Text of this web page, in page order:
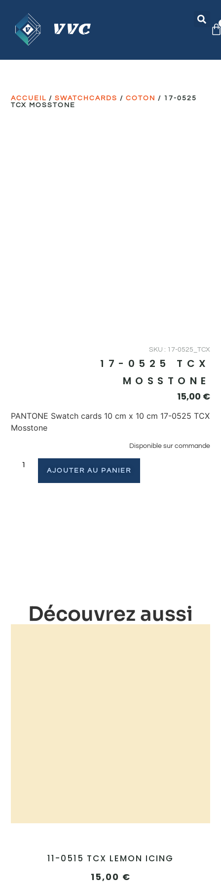
ACCUEIL /SWATCHCARDS /COTON / 17-0525
TCX MOSSTONE
SKU : 17-0525_TCX
17-0525 TCX
MOSSTONE
15,00 €
PANTONE Swatch cards 10 cm x 10 cm 17-0525 TCX
Mosstone
Disponible sur commande
AJOUTER AU PANIER
Découvrez aussi
11-0515 TCX LEMON ICING
15,00 €